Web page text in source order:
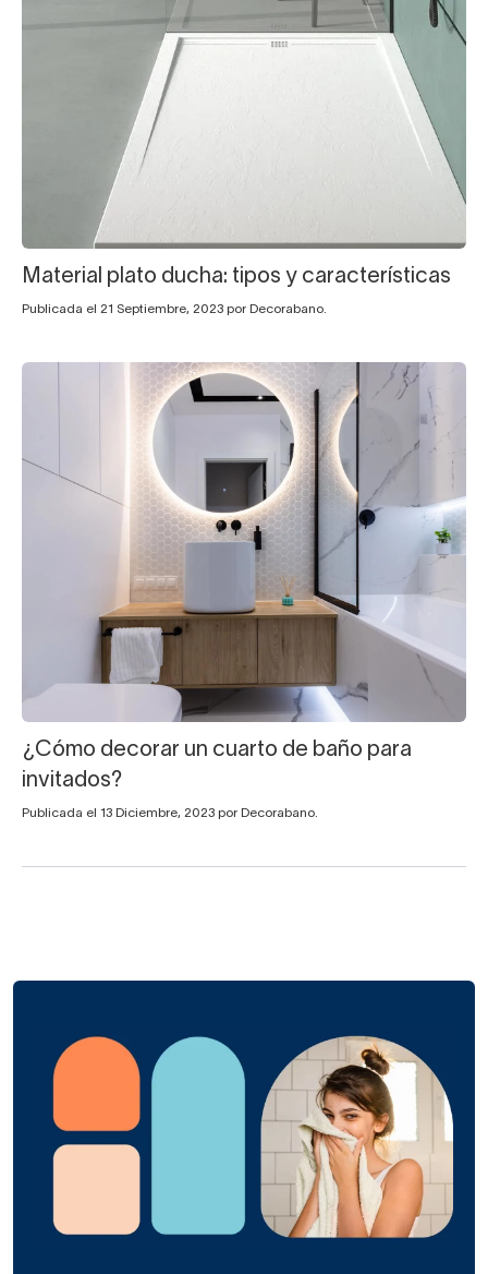
Material plato ducha: tipos y características
Publicada el 21 Septiembre, 2023 por Decorabano.
¿Cómo decorar un cuarto de baño para
invitados?
Publicada el 13 Diciembre, 2023 por Decorabano.